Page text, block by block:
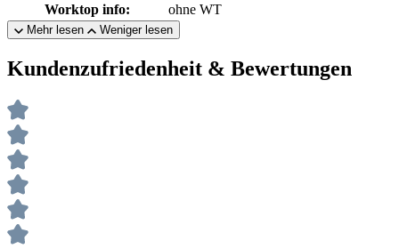
Worktop info:
ohne WT
Mehr lesen Weniger lesen
Kundenzufriedenheit & Bewertungen